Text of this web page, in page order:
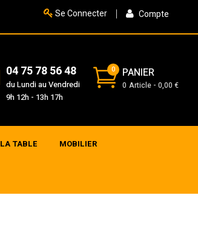
Compte
Se Connecter
PANIER
0
0 Article 0,00 €
04 75 78 56 48
du Lundi au Vendredi
9h 12h - 13h 17h
TABLE MOBILIER